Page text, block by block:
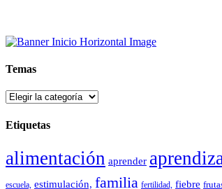
Temas
Temas
Etiquetas
alimentación aprender
escuela, estimulación, familia fertilidad, fiebre